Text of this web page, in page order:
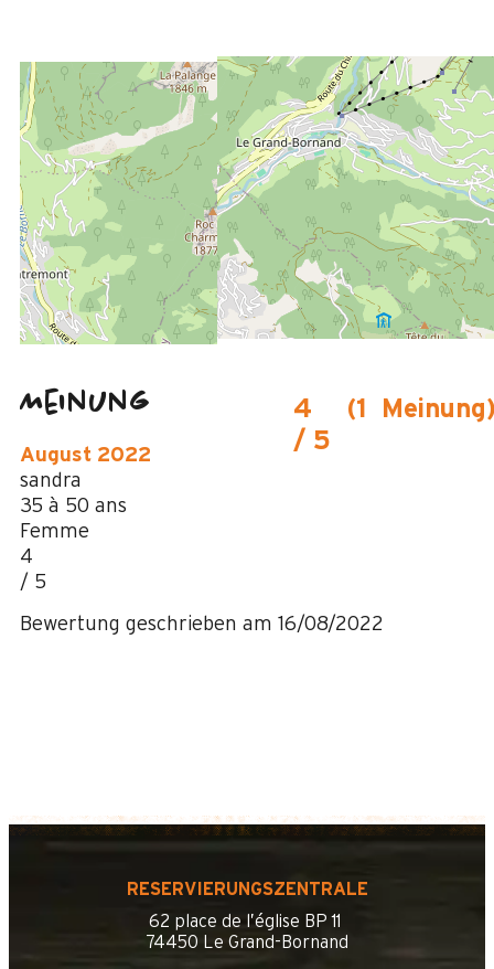
ENTFERNT :
850m
Die Touristen-Information in Le Grand-Bornand Village
5 km
Des Zentrums von Grand-Bornand Chinaillon
900 m
vom Freizeitpark aus
150 m
Des Stoppens Schiffchen im Sommer
Meinung
4
/ 5
(1 Meinung
August 2022
sandra
35 à 50 ans
Femme
4
/ 5
Bewertung geschrieben am 16/08/2022
RESERVIERUNGSZENTRALE
62 place de l’église BP 11
74450 Le Grand-Bornand